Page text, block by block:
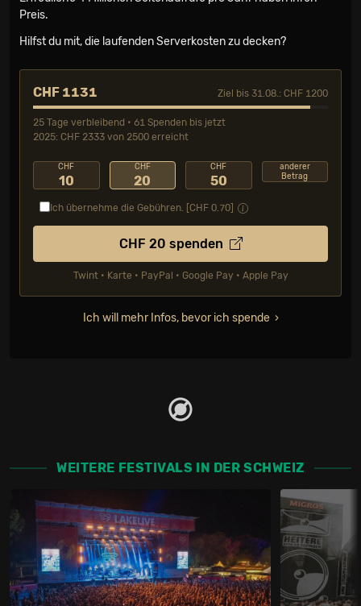
Preis.
Hilfst du mit, die laufenden Serverkosten zu decken?
CHF 1131 Ziel bis 31.08.: CHF 1200
25 Tage verbleibend • 61 Spenden bis jetzt
2025: CHF 2333 von 2500 erreicht
CHF
10
CHF
20
CHF
50
anderer
Betrag
Ich übernehme die Gebühren. [CHF 0.70
CHF 20 spenden
Twint • Karte • PayPal • Google Pay • Apple Pay
Ich will mehr Infos, bevor ich spende
WEITERE FESTIVALS IN DER SCHWEIZ